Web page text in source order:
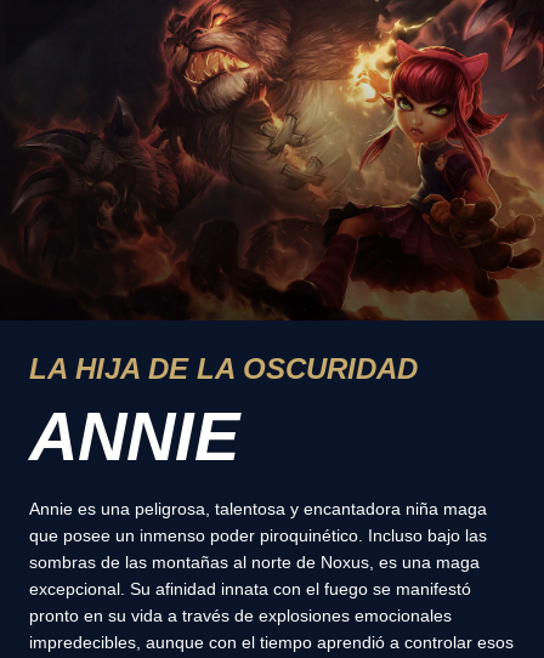
LA HIJA DE LA OSCURIDAD
ANNIE
Annie es una peligrosa, talentosa y encantadora niña maga
que posee un inmenso poder piroquinético. Incluso bajo las
sombras de las montañas al norte de Noxus, es una maga
excepcional. Su afinidad innata con el fuego se manifestó
pronto en su vida a través de explosiones emocionales
impredecibles, aunque con el tiempo aprendió a controlar esos